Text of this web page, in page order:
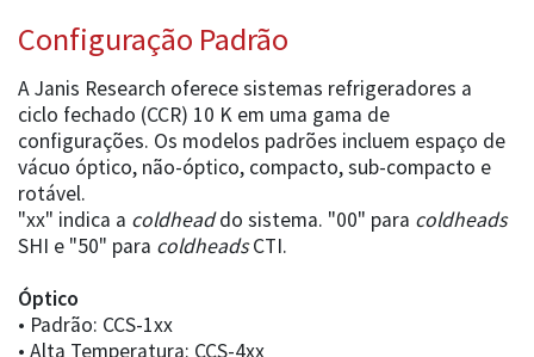
Configuração Padrão
A Janis Research oferece sistemas refrigeradores a
ciclo fechado (CCR) 10 K em uma gama de
configurações. Os modelos padrões incluem espaço de
vácuo óptico, não-óptico, compacto, sub-compacto e
rotável.
"xx" indica a coldheaddo sistema. "00" para coldheads
SHI e "50" para coldheadsCTI.
Óptico
• Padrão: CCS-1xx
• Alta Temperatura: CCS-4xx